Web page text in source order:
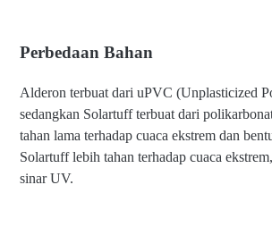
Perbedaan Bahan
Alderon terbuat dari uPVC (Unplasticized
sedangkan Solartuff terbuat dari
tahan lama terhadap cuaca ekstrem dan
Solartuff lebih tahan terhadap cuaca
sinar UV.